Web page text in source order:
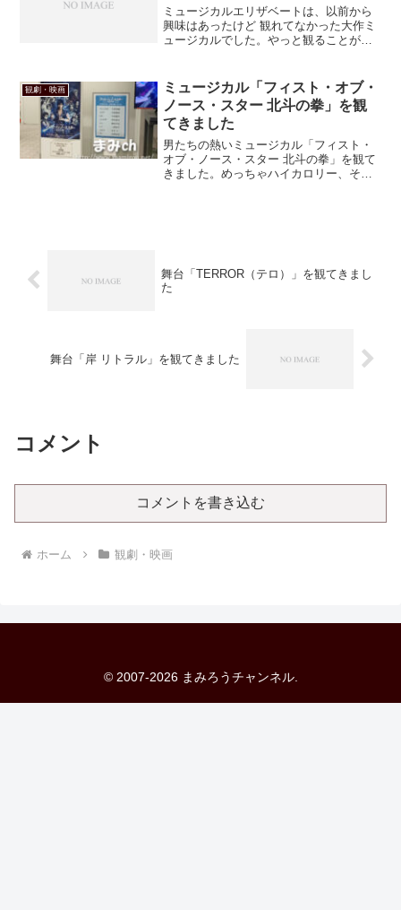
ミュージカルエリザベートは、以前から
興味はあったけど 観れてなかった大作ミ
ュージカルでした。やっと観ることが出
て、結局不本意ながら２階のＡ席で観た
んですけど、思いのほか舞...
観劇・映画
ミュージカル「フィスト・オブ・
ノース・スター 北斗の拳」を観
てきました
男たちの熱いミュージカル「フィスト・
オブ・ノース・スター 北斗の拳」を観て
きました。めっちゃハイカロリー、そし
舞台「TERROR（テロ）」を観てきまし
た
舞台「岸 リトラル」を観てきました
コメント
コメントを書き込む
ホーム 観劇・映画
© 2007-2026 まみろうチャンネル.